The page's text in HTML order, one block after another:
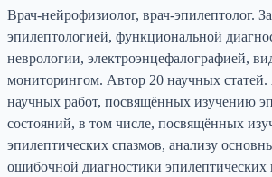
Врач-нейрофизиолог, врач-эпилептолог.
эпилептологией, функциональной
неврологии, электроэнцефалографией,
мониторингом. Автор 20 научных статей.
научных работ, посвящённых изучению
состояний, в том числе, посвящённых
эпилептических спазмов, анализу
ошибочной диагностики эпилептических